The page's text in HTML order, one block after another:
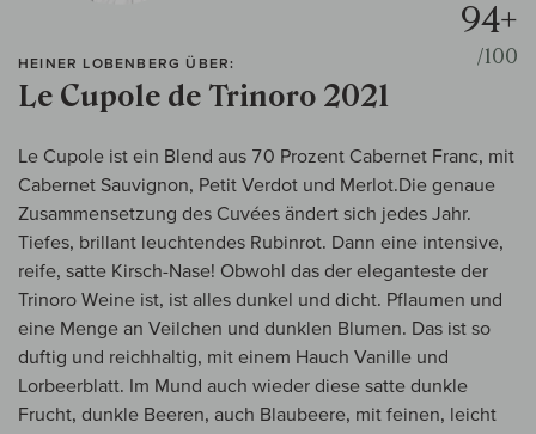
HEINER LOBENBERG ÜBER:
Le Cupole de Trinoro 2021
94+
/100
Le Cupole ist ein Blend aus 70 Prozent Cabernet Franc, mit
Cabernet Sauvignon, Petit Verdot und Merlot.Die genaue
Zusammensetzung des Cuvées ändert sich jedes Jahr.
Tiefes, brillant leuchtendes Rubinrot. Dann eine intensive,
reife, satte Kirsch-Nase! Obwohl das der eleganteste der
Trinoro Weine ist, ist alles dunkel und dicht. Pflaumen und
eine Menge an Veilchen und dunklen Blumen. Das ist so
duftig und reichhaltig, mit einem Hauch Vanille und
Lorbeerblatt. Im Mund auch wieder diese satte dunkle
Frucht, dunkle Beeren, auch Blaubeere, mit feinen, leicht